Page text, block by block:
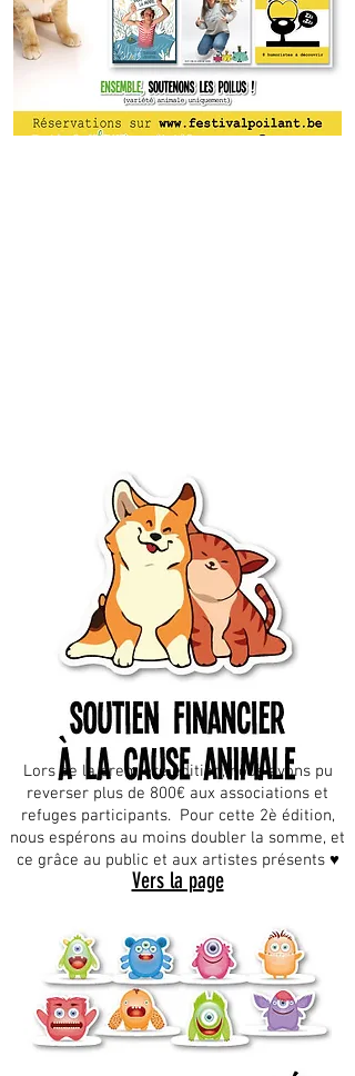
Lors de la première édition, nous avons pu
reverser plus de 800€ aux associations et
refuges participants. Pour cette 2è édition,
nous espérons au moins doubler la somme, et
ce grâce au public et aux artistes présents ♥
Vers la page